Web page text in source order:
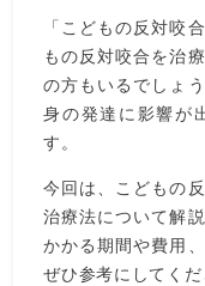
「こどもの反対咬
もの反対咬合を治
の方もいるでしょ
身の発達に影響が
す。
今回は、こどもの
治療法について解
かかる期間や費用
ぜひ参考にしてくだ